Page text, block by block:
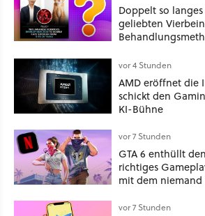
Doppelt so
geliebten
Kommentare
einfach ist
vor 4 Stunden
AMD eröffnet die
schickt den
KI-Bühne
vor 7 Stunden
GTA 6 enthüllt
richtiges
mit dem
vor 7 Stunden